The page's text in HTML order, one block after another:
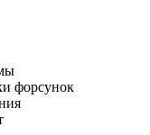
форсунок